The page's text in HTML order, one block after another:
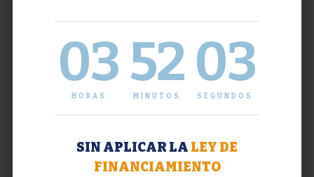
03
HORAS
52
MINUTOS
04
SEGUNDOS
SIN APLICAR LA LEY DE
FINANCIAMIENTO